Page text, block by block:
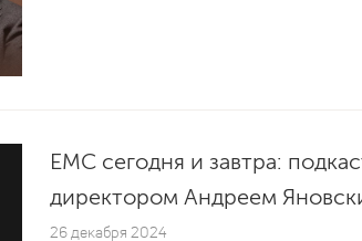
ЕМС сегодня и завтра:
директором Андреем
26 декабря 2024